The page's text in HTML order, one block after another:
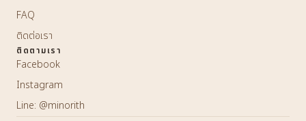
FAQ
ติดต่อเรา
ติดตามเรา
Facebook
Instagram
Line: @minorith